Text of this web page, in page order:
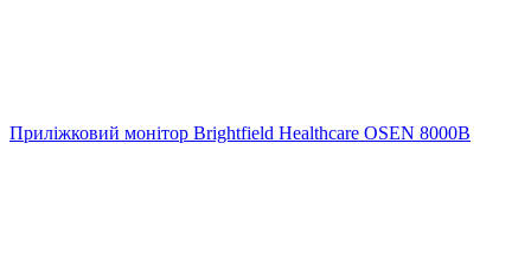
Приліжковий монітор Brightfield Healthcare OSEN 8000B